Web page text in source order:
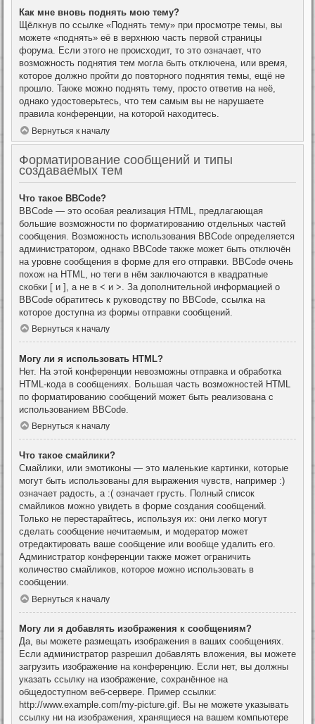
Как мне вновь поднять мою тему?
Щёлкнув по ссылке «Поднять тему» при просмотре темы, вы
можете «поднять» её в верхнюю часть первой страницы
форума. Если этого не происходит, то это означает, что
возможность поднятия тем могла быть отключена, или время,
которое должно пройти до повторного поднятия темы, ещё не
прошло. Также можно поднять тему, просто ответив на неё,
однако удостоверьтесь, что тем самым вы не нарушаете
правила конференции, на которой находитесь.
Вернуться к началу
Форматирование сообщений и типы
создаваемых тем
Что такое BBCode?
BBCode — это особая реализация HTML, предлагающая
большие возможности по форматированию отдельных частей
сообщения. Возможность использования BBCode определяется
администратором, однако BBCode также может быть отключён
на уровне сообщения в форме для его отправки. BBCode очень
похож на HTML, но теги в нём заключаются в квадратные
скобки [ и ], а не в < и >. За дополнительной информацией о
BBCode обратитесь к руководству по BBCode, ссылка на
которое доступна из формы отправки сообщений.
Вернуться к началу
Могу ли я использовать HTML?
Нет. На этой конференции невозможны отправка и обработка
HTML-кода в сообщениях. Большая часть возможностей HTML
по форматированию сообщений может быть реализована с
использованием BBCode.
Вернуться к началу
Что такое смайлики?
Смайлики, или эмотиконы — это маленькие картинки, которые
могут быть использованы для выражения чувств, например :)
означает радость, а :( означает грусть. Полный список
смайликов можно увидеть в форме создания сообщений.
Только не перестарайтесь, используя их: они легко могут
сделать сообщение нечитаемым, и модератор может
отредактировать ваше сообщение или вообще удалить его.
Администратор конференции также может ограничить
количество смайликов, которое можно использовать в
сообщении.
Вернуться к началу
Могу ли я добавлять изображения к сообщениям?
Да, вы можете размещать изображения в ваших сообщениях.
Если администратор разрешил добавлять вложения, вы можете
загрузить изображение на конференцию. Если нет, вы должны
указать ссылку на изображение, сохранённое на
общедоступном веб-сервере. Пример ссылки:
http://www.example.com/my-picture.gif. Вы не можете указывать
ссылку ни на изображения, хранящиеся на вашем компьютере